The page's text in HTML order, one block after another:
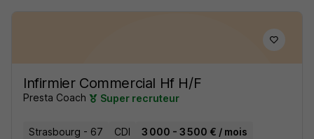
Infirmier Commercial Hf H/F
Presta Coach Super recruteur
Strasbourg - 67 CDI
3 000 - 3 500 € / mois